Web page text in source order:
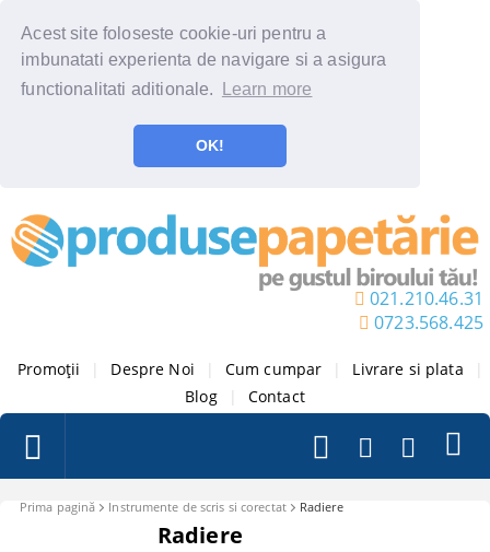
Acest site foloseste cookie-uri pentru a
imbunatati experienta de navigare si a asigura
functionalitati aditionale.
Learn more
OK!
021.210.46.31
0723.568.425
Promoții Despre Noi Cum cumpar Livrare si plata
Blog
Contact
Prima pagină Instrumente de scris si corectat Radiere
Radiere